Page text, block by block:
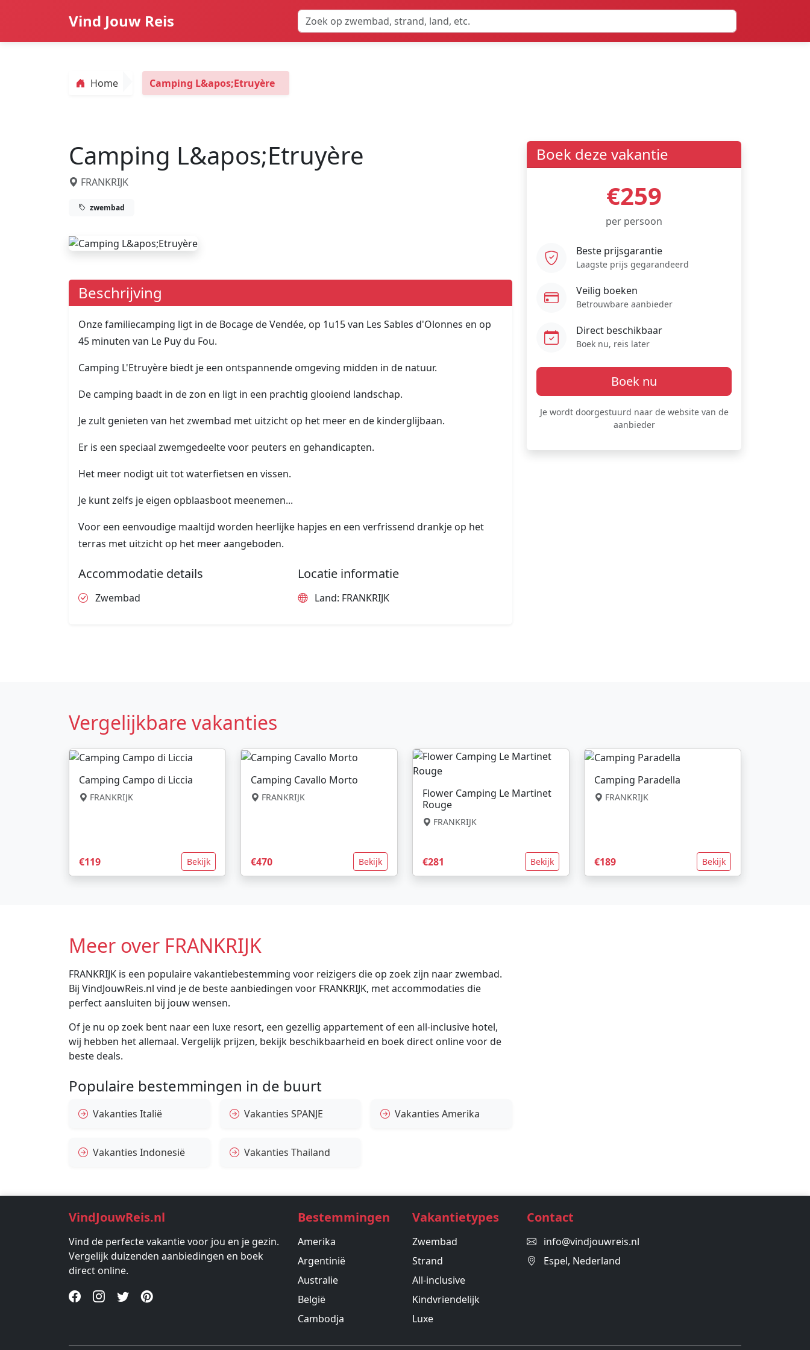
Vind Jouw Reis
Home Camping L&apos;Etruyère
Camping L&apos;Etruyère
FRANKRIJK
zwembad
Beschrijving
Onze familiecamping ligt in de Bocage de Vendée, op 1u15 van Les Sables d'Olonnes en op
45 minuten van Le Puy du Fou.
Camping L'Etruyère biedt je een ontspannende omgeving midden in de natuur.
De camping baadt in de zon en ligt in een prachtig glooiend landschap.
Je zult genieten van het zwembad met uitzicht op het meer en de kinderglijbaan.
Er is een speciaal zwemgedeelte voor peuters en gehandicapten.
Het meer nodigt uit tot waterfietsen en vissen.
Je kunt zelfs je eigen opblaasboot meenemen...
Voor een eenvoudige maaltijd worden heerlijke hapjes en een verfrissend drankje op het
terras met uitzicht op het meer aangeboden.
Accommodatie details
Zwembad
Locatie informatie
Land: FRANKRIJK
Boek deze vakantie
€259
per persoon
Beste prijsgarantie
Laagste prijs gegarandeerd
Veilig boeken
Betrouwbare aanbieder
Direct beschikbaar
Boek nu, reis later
Boek nu
Je wordt doorgestuurd naar de website van de
aanbieder
Vergelijkbare vakanties
Camping Campo di Liccia
FRANKRIJK
€119 Bekijk
Camping Cavallo Morto
FRANKRIJK
€470 Bekijk
Flower Camping Le Martinet
Rouge
FRANKRIJK
€281 Bekijk
Camping Paradella
FRANKRIJK
€189 Bekijk
Meer over FRANKRIJK
FRANKRIJK is een populaire vakantiebestemming voor reizigers die op zoek zijn naar zwembad.
Bij VindJouwReis.nl vind je de beste aanbiedingen voor FRANKRIJK, met accommodaties die
perfect aansluiten bij jouw wensen.
Of je nu op zoek bent naar een luxe resort, een gezellig appartement of een all-inclusive hotel,
wij hebben het allemaal. Vergelijk prijzen, bekijk beschikbaarheid en boek direct online voor de
beste deals.
Populaire bestemmingen in de buurt
Vakanties Italië Vakanties SPANJE Vakanties Amerika
Vakanties Indonesië Vakanties Thailand
VindJouwReis.nl
Vind de perfecte vakantie voor jou en je gezin.
Vergelijk duizenden aanbiedingen en boek
direct online.
Bestemmingen
Amerika
Argentinië
Australie
België
Cambodja
Vakantietypes
Zwembad
Strand
All-inclusive
Kindvriendelijk
Luxe
Contact
info@vindjouwreis.nl
Espel, Nederland